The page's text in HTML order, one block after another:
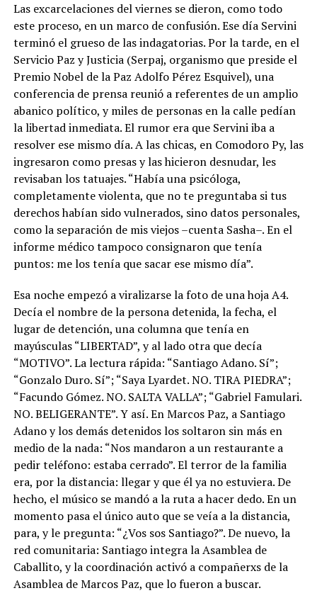
Las excarcelaciones del viernes se dieron, como todo
este proceso, en un marco de confusión. Ese día Servini
terminó el grueso de las indagatorias. Por la tarde, en el
Servicio Paz y Justicia (Serpaj, organismo que preside el
Premio Nobel de la Paz Adolfo Pérez Esquivel), una
conferencia de prensa reunió a referentes de un amplio
abanico político, y miles de personas en la calle pedían
la libertad inmediata. El rumor era que Servini iba a
resolver ese mismo día. A las chicas, en Comodoro Py, las
ingresaron como presas y las hicieron desnudar, les
revisaban los tatuajes. “Había una psicóloga,
completamente violenta, que no te preguntaba si tus
derechos habían sido vulnerados, sino datos personales,
como la separación de mis viejos –cuenta Sasha–. En el
informe médico tampoco consignaron que tenía
puntos: me los tenía que sacar ese mismo día”.
Esa noche empezó a viralizarse la foto de una hoja A4.
Decía el nombre de la persona detenida, la fecha, el
lugar de detención, una columna que tenía en
mayúsculas “LIBERTAD”, y al lado otra que decía
“MOTIVO”. La lectura rápida: “Santiago Adano. Sí”;
“Gonzalo Duro. Sí”; “Saya Lyardet. NO. TIRA PIEDRA”;
“Facundo Gómez. NO. SALTA VALLA”; “Gabriel Famulari.
NO. BELIGERANTE”. Y así. En Marcos Paz, a Santiago
Adano y los demás detenidos los soltaron sin más en
medio de la nada: “Nos mandaron a un restaurante a
pedir teléfono: estaba cerrado”. El terror de la familia
era, por la distancia: llegar y que él ya no estuviera. De
hecho, el músico se mandó a la ruta a hacer dedo. En un
momento pasa el único auto que se veía a la distancia,
para, y le pregunta: “¿Vos sos Santiago?”. De nuevo, la
red comunitaria: Santiago integra la Asamblea de
Caballito, y la coordinación activó a compañerxs de la
Asamblea de Marcos Paz, que lo fueron a buscar.